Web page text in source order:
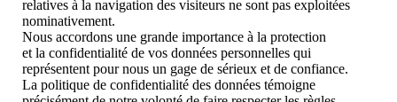
relatives à la navigation des visiteurs ne sont pas exploitées
nominativement.
Nous accordons une grande importance à la protection
et la confidentialité de vos données personnelles qui
représentent pour nous un gage de sérieux et de confiance.
La politique de confidentialité des données témoigne